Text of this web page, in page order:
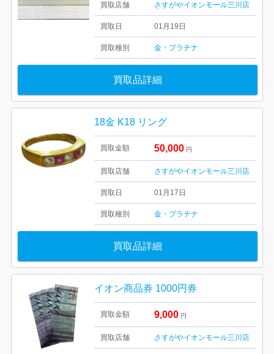
買取店舗 さすがやイオンモール三川店
買取日 01月19日
買取種別 金・プラチナ
買取品詳細
18金 K18 リング
買取金額 50,000 円
買取店舗 さすがやイオンモール三川店
買取日 01月17日
買取種別 金・プラチナ
買取品詳細
イオン商品券 1000円券
買取金額 9,000 円
買取店舗 さすがやイオンモール三川店